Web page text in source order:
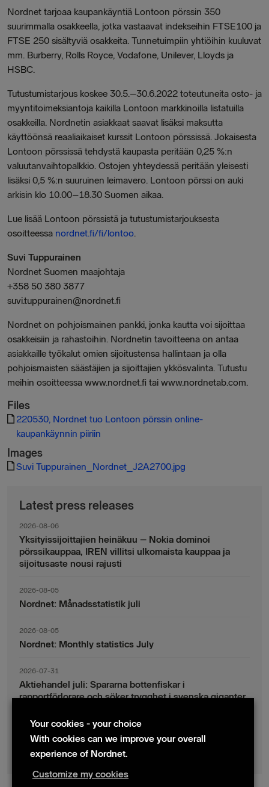
Nordnet tarjoaa kaupankäyntiä Lontoon pörssin 350
suurimmalla osakkeella, jotka vastaavat indekseihin FTSE100 ja
FTSE 250 sisältyviä osakkeita. Tunnetuimpiin yhtiöihin kuuluvat
mm. Burberry, Rolls Royce, Vodafone, Unilever, Lloyds ja
HSBC.
Tutustumistarjous koskee 30.5.–30.6.2022 toteutuneita osto- ja
myyntitoimeksiantoja kaikilla Lontoon markkinoilla listatuilla
osakkeilla. Nordnetin asiakkaat saavat lisäksi maksutta
käyttöönsä reaaliaikaiset kurssit Lontoon pörssissä. Jokaisesta
Lontoon pörssissä tehdystä kaupasta peritään 0,25 %:n
valuutanvaihtopalkkio. Ostojen yhteydessä peritään yleisesti
lisäksi 0,5 %:n suuruinen leimavero. Lontoon pörssi on auki
arkisin klo 10.00–18.30 Suomen aikaa.
Lue lisää Lontoon pörssistä ja tutustumistarjouksesta
osoitteessa nordnet.fi/fi/lontoo.
Suvi Tuppurainen
Nordnet Suomen maajohtaja
+358 50 380 3877
suvi.tuppurainen@nordnet.fi
Nordnet on pohjoismainen pankki, jonka kautta voi sijoittaa
osakkeisiin ja rahastoihin. Nordnetin tavoitteena on antaa
asiakkaille työkalut omien sijoitustensa hallintaan ja olla
pohjoismaisten säästäjien ja sijoittajien ykkösvalinta. Tutustu
meihin osoitteessa www.nordnet.fi tai www.nordnetab.com.
Files
220530, Nordnet tuo Lontoon pörssin online-
kaupankäynnin piiriin
Images
Suvi Tuppurainen_Nordnet_J2A2700.jpg
Latest press releases
2026-08-06
Yksityissijoittajien heinäkuu – Nokia dominoi
pörssikauppaa, IREN villitsi ulkomaista kauppaa ja
sijoitusaste nousi rajusti
2026-08-05
Nordnet: Månadsstatistik juli
2026-08-05
Nordnet: Monthly statistics July
2026-07-31
Aktiehandel juli: Spararna bottenfiskar i
rapportförlorare och söker trygghet i svenska giganter
2026-07-30
Fondsparande juli: Vinsthemtagningar i teknik – men
indexsparandet ligger fast
Your cookies - your choice
With cookies can we improve your overall
experience of Nordnet.
Customize my cookies